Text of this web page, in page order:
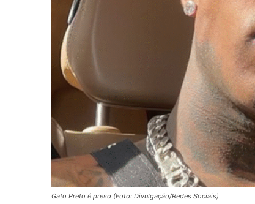
Gato Preto é preso (Foto: Divulgação/Redes Sociais)